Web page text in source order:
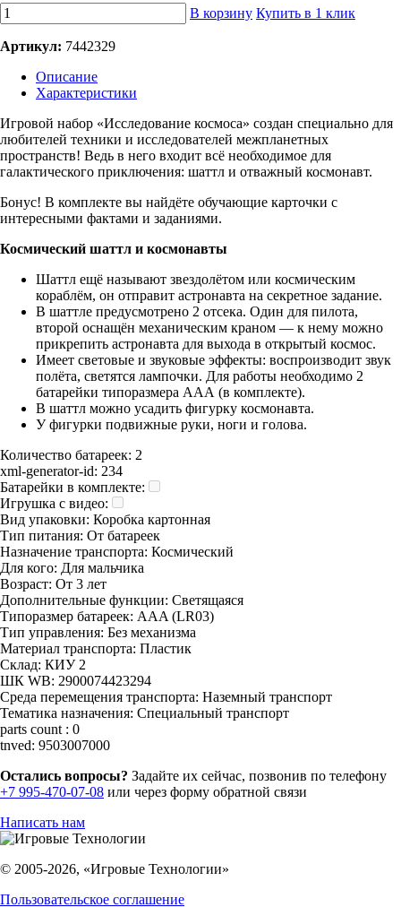
В корзину Купить в 1 клик
Артикул: 7442329
Описание
Характеристики
Игровой набор «Исследование космоса» создан специально для
любителей техники и исследователей межпланетных
пространств! Ведь в него входит всё необходимое для
галактического приключения: шаттл и отважный космонавт.
Бонус! В комплекте вы найдёте обучающие карточки с
интересными фактами и заданиями.
Космический шаттл и космонавты
Шаттл ещё называют звездолётом или космическим
кораблём, он отправит астронавта на секретное задание.
В шаттле предусмотрено 2 отсека. Один для пилота,
второй оснащён механическим краном — к нему можно
прикрепить астронавта для выхода в открытый космос.
Имеет световые и звуковые эффекты: воспроизводит звук
полёта, светятся лампочки. Для работы необходимо 2
батарейки типоразмера AAА (в комплекте).
В шаттл можно усадить фигурку космонавта.
У фигурки подвижные руки, ноги и голова.
Количество батареек: 2
xml-generator-id: 234
Батарейки в комплекте:
Игрушка с видео:
Вид упаковки: Коробка картонная
Тип питания: От батареек
Назначение транспорта: Космический
Для кого: Для мальчика
Возраст: От 3 лет
Дополнительные функции: Светящаяся
Типоразмер батареек: AAA (LR03)
Тип управления: Без механизма
Материал транспорта: Пластик
Склад: КИУ 2
ШК WB: 2900074423294
Среда перемещения транспорта: Наземный транспорт
Тематика назначения: Специальный транспорт
parts count : 0
tnved: 9503007000
Остались вопросы? Задайте их сейчас, позвонив по телефону
+7 995-470-07-08 или через форму обратной связи
Написать нам
© 2005-2026, «Игровые Технологии»
Пользовательское соглашение